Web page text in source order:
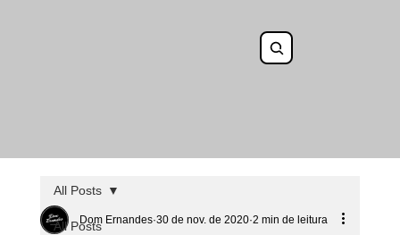
All Posts
All Posts
Dom Ernandes 30 de nov. de 2020 2 min de leitura